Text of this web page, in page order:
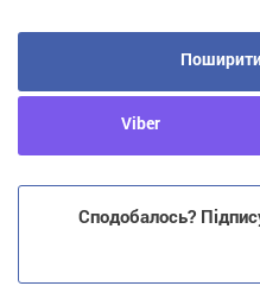
Viber
Сподобалось?